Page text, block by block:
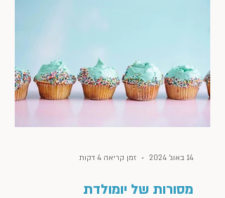
מסורות של יומולדת
14 באוג׳ 2024 זמן קריאה 4 דקות